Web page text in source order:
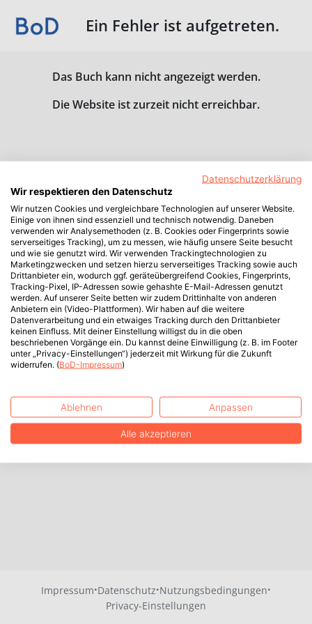
Ein Fehler ist aufgetreten.
Das Buch kann nicht angezeigt werden.
Die Website ist zurzeit nicht erreichbar.
Impressum·Datenschutz·Nutzungsbedingungen·
Privacy-Einstellungen
Datenschutzerklärung
Wir respektieren den Datenschutz
Wir nutzen Cookies und vergleichbare Technologien auf unserer Website.
Einige von ihnen sind essenziell und technisch notwendig. Daneben
verwenden wir Analysemethoden (z. B. Cookies oder Fingerprints sowie
serverseitiges Tracking), um zu messen, wie häufig unsere Seite besucht
und wie sie genutzt wird. Wir verwenden Trackingtechnologien zu
Marketingzwecken und setzen hierzu serverseitiges Tracking sowie auch
Drittanbieter ein, wodurch ggf. geräteübergreifend Cookies, Fingerprints,
Tracking-Pixel, IP-Adressen sowie gehashte E-Mail-Adressen genutzt
werden. Auf unserer Seite betten wir zudem Drittinhalte von anderen
Anbietern ein (Video-Plattformen). Wir haben auf die weitere
Datenverarbeitung und ein etwaiges Tracking durch den Drittanbieter
keinen Einfluss. Mit deiner Einstellung willigst du in die oben
beschriebenen Vorgänge ein. Du kannst deine Einwilligung (z. B. im Footer
unter „Privacy-Einstellungen“) jederzeit mit Wirkung für die Zukunft
widerrufen. (BoD-Impressum)
Ablehnen Anpassen
Alle akzeptieren